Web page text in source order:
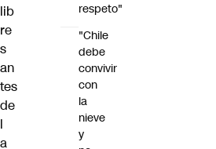
lib
re
s
an
tes
de
l
a
respeto"
"Chile
debe
convivir
con
la
nieve
y